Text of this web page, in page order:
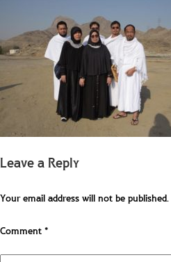
Leave a Reply
Your email address will not be published.
Comment*